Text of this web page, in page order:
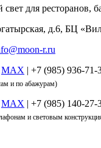
для ресторанов,
д.6, БЦ
r.ru
MAX | +7 (985) 936-71-
и по абажурам)
MAX | +7 (985) 140-27-
и световым